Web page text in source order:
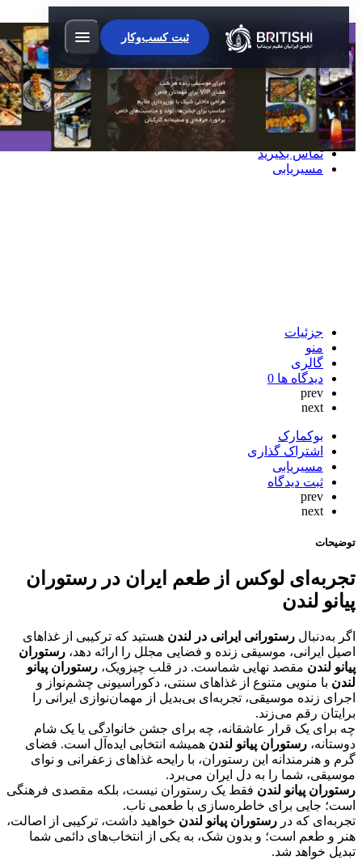
ثبت کسب‌وکار رستوران پیانو لندن
آگهی
تایید شده
تجربه‌ای شاهانه از غذا و موسیقی در پیانو
لندن
تماس بگیرید
مسیریابی
جزئیات
منو
گالری
دیدگاه ها0
prev
next
بوکمارک
اشتراک گذاری
مسیریابی
ثبت دیدگاه
prev
next
توضیحات
تجربه‌ای لوکس از طعم ایران در رستوران
پیانو لندن
اگر به‌دنبال رستورانی ایرانی در لندنهستید که ترکیبی از غذاهای
اصیل ایرانی، موسیقی زنده و فضایی مجلل را ارائه دهد،رستوران
پیانو لندنمقصد نهایی شماست. در قلب چیزویک،رستوران پیانو
لندنبا منویی متنوع از غذاهای سنتی، دکوراسیونی چشم‌نواز و
اجرای زنده موسیقی، تجربه‌ای بی‌بدیل از مهمان‌نوازی ایرانی را
برایتان رقم می‌زند.
چه برای یک قرار عاشقانه، چه برای جشن خانوادگی یا یک شام
دوستانه،رستوران پیانو لندنهمیشه انتخابی ایده‌آل است. فضای
گرم و هنرمندانه این رستوران، با رایحه غذاهای زعفرانی و نوای
موسیقی، شما را به دل ایران می‌برد.
رستوران پیانو لندنفقط یک رستوران نیست، بلکه مقصدی فرهنگی
است؛ جایی برای خاطره‌سازی با طعمی ناب.
تجربه‌ای که در رستوران پیانو لندنخواهید داشت، ترکیبی از اصالت،
هنر و طعم است؛ و بدون شک، به یکی از انتخاب‌های دائمی شما
تبدیل خواهد شد.